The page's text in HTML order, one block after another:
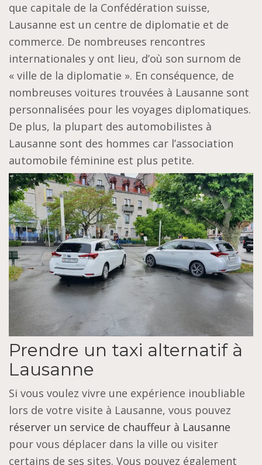
que capitale de la Confédération suisse,
Lausanne est un centre de diplomatie et de
commerce. De nombreuses rencontres
internationales y ont lieu, d’où son surnom de
« ville de la diplomatie ». En conséquence, de
nombreuses voitures trouvées à Lausanne sont
personnalisées pour les voyages diplomatiques.
De plus, la plupart des automobilistes à
Lausanne sont des hommes car l’association
automobile féminine est plus petite.
Prendre un taxi alternatif à
Lausanne
Si vous voulez vivre une expérience inoubliable
lors de votre visite à Lausanne, vous pouvez
réserver un service de chauffeur à Lausanne
pour vous déplacer dans la ville ou visiter
certains de ses sites. Vous pouvez également